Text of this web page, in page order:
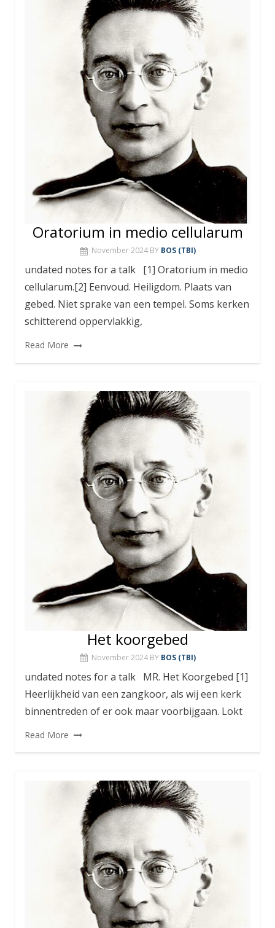
Oratorium in medio cellularum
November 2024 BY BOS (TBI)
undated notes for a talk [1] Oratorium in medio
cellularum.[2] Eenvoud. Heiligdom. Plaats van
gebed. Niet sprake van een tempel. Soms kerken
schitterend oppervlakkig,
Read More
Het koorgebed
November 2024 BY BOS (TBI)
undated notes for a talk MR. Het Koorgebed [1]
Heerlijkheid van een zangkoor, als wij een kerk
binnentreden of er ook maar voorbijgaan. Lokt
Read More